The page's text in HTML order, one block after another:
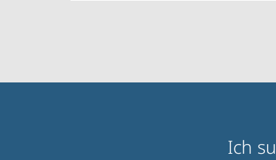
Zielgruppeninformationen
Ich